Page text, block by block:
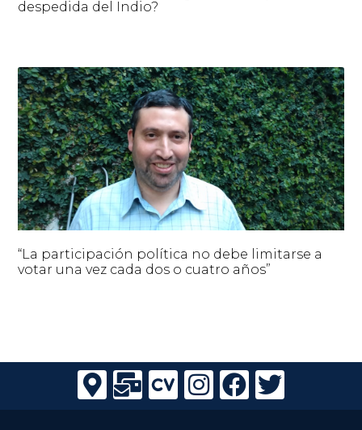
despedida del Indio?
“La participación política no debe limitarse a
votar una vez cada dos o cuatro años”